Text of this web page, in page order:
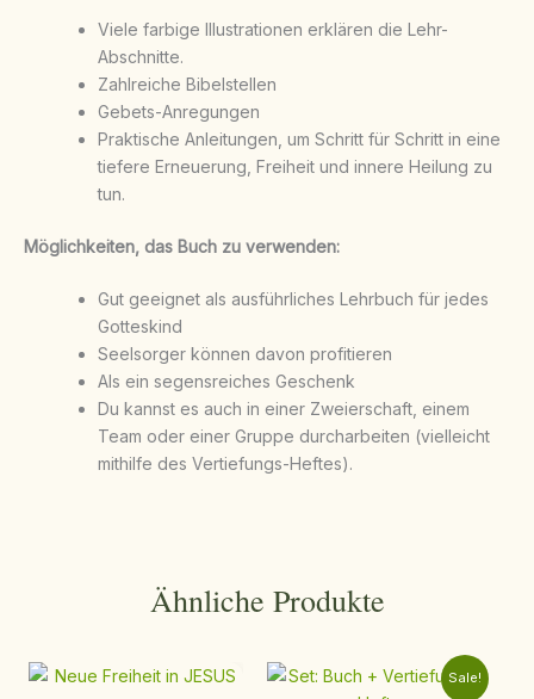
Viele farbige Illustrationen erklären die Lehr-
Abschnitte.
Zahlreiche Bibelstellen
Gebets-Anregungen
Praktische Anleitungen, um Schritt für Schritt in eine
tiefere Erneuerung, Freiheit und innere Heilung zu
tun.
Möglichkeiten, das Buch zu verwenden:
Gut geeignet als ausführliches Lehrbuch für jedes
Gotteskind
Seelsorger können davon profitieren
Als ein segensreiches Geschenk
Du kannst es auch in einer Zweierschaft, einem
Team oder einer Gruppe durcharbeiten (vielleicht
mithilfe des Vertiefungs-Heftes).
Ähnliche Produkte
Sale!